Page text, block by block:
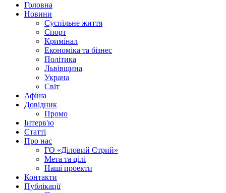
Головна
Новини
Суспільне життя
Спорт
Кримінал
Економіка та бізнес
Політика
Львівщина
Украна
Світ
Афіша
Довідник
Промо
Інтерв'ю
Статті
Про нас
ГО «Діловий Стрий»
Мета та цілі
Наші проекти
Контакти
Публікації